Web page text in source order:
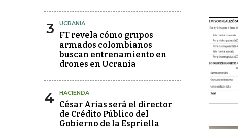
3 UCRANIA
FT revela cómo grupos
armados colombianos
buscan entrenamiento en
drones en Ucrania
4 HACIENDA
César Arias será el director
de Crédito Público del
Gobierno de la Espriella